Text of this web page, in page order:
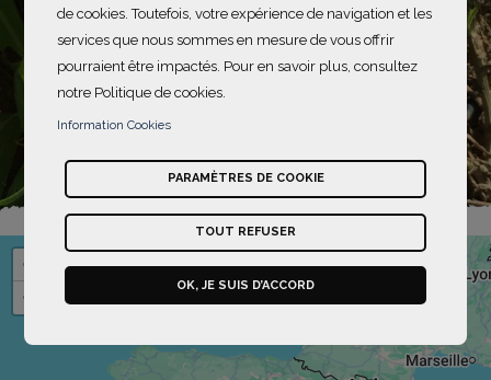
+
−
de cookies. Toutefois, votre expérience de navigation et les
services que nous sommes en mesure de vous offrir
pourraient être impactés. Pour en savoir plus, consultez
notre Politique de cookies.
Information Cookies
PARAMÈTRES DE COOKIE
TOUT REFUSER
OK, JE SUIS D’ACCORD